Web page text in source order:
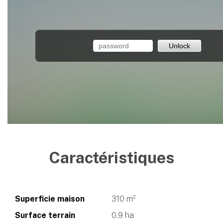
Caractéristiques
Superficie maison
310 m²
Surface terrain
0.9 ha